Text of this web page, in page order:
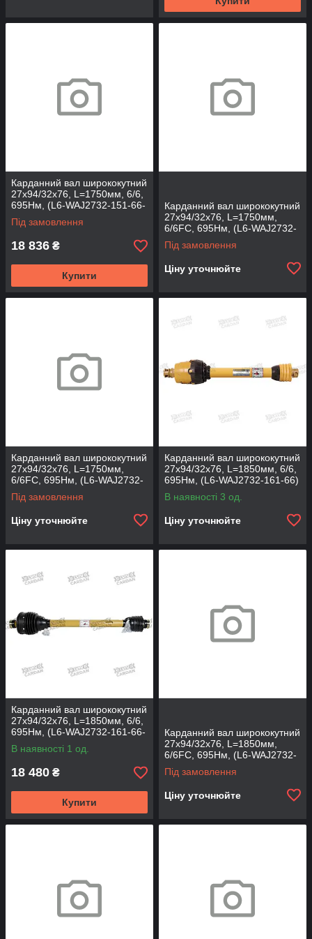
Карданний вал ширококутний
27х94/32х76, L=1750мм, 6/6,
695Нм, (L6-WAJ2732-151-66-
T)
Під замовлення
18 836 ₴
Купити
Карданний вал ширококутний
27х94/32х76, L=1750мм,
6/6FC, 695Нм, (L6-WAJ2732-
151-66FC)
Під замовлення
Ціну уточнюйте
Карданний вал ширококутний
27х94/32х76, L=1750мм,
6/6FC, 695Нм, (L6-WAJ2732-
151-66TFC)
Під замовлення
Ціну уточнюйте
Карданний вал ширококутний
27х94/32х76, L=1850мм, 6/6,
695Нм, (L6-WAJ2732-161-66)
В наявності 3 од.
Ціну уточнюйте
Карданний вал ширококутний
27х94/32х76, L=1850мм, 6/6,
695Нм, (L6-WAJ2732-161-66-
T)
В наявності 1 од.
18 480 ₴
Купити
Карданний вал ширококутний
27х94/32х76, L=1850мм,
6/6FC, 695Нм, (L6-WAJ2732-
161-66TFC)
Під замовлення
Ціну уточнюйте